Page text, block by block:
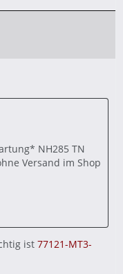
NH285 TN
Versand im Shop
ist 77121-MT3-